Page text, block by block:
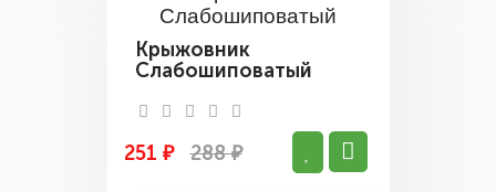
Крыжовник
Слабошиповатый
251 ₽ 288 ₽